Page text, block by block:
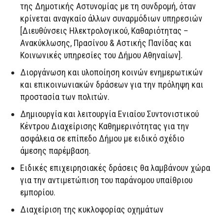
της Δημοτικής Αστυνομίας με τη συνδρομή, όταν
κρίνεται αναγκαίο άλλων συναρμόδιων υπηρεσιών
[Διευθύνσεις Ηλεκτρολογικού, Καθαριότητας –
Ανακύκλωσης, Πρασίνου & Αστικής Πανίδας και
Κοινωνικές υπηρεσίες του Δήμου Αθηναίων].
Διοργάνωση και υλοποίηση κοινών ενημερωτικών
και επικοινωνιακών δράσεων για την πρόληψη και
προστασία των πολιτών.
Δημιουργία και λειτουργία Ενιαίου Συντονιστικού
Κέντρου Διαχείρισης Καθημερινότητας για την
ασφάλεια σε επίπεδο Δήμου με ειδικό σχέδιο
άμεσης παρέμβαση.
Ειδικές επιχειρησιακές δράσεις θα λαμβάνουν χώρα
για την αντιμετώπιση του παράνομου υπαίθριου
εμπορίου.
Διαχείριση της κυκλοφορίας οχημάτων